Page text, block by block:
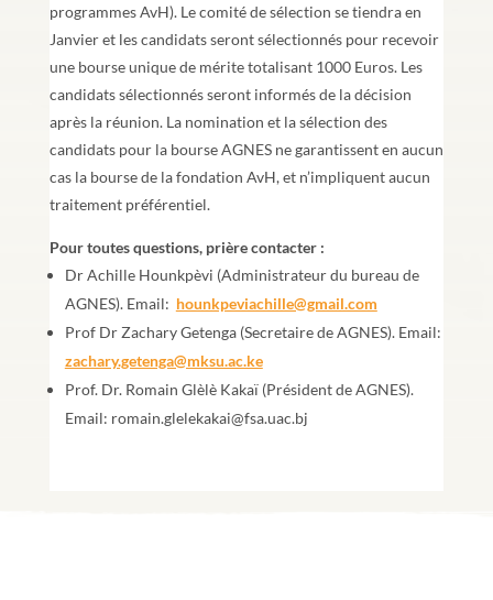
programmes AvH). Le comité de sélection se tiendra en
Janvier et les candidats seront sélectionnés pour recevoir
une bourse unique de mérite totalisant 1000 Euros. Les
candidats sélectionnés seront informés de la décision
après la réunion. La nomination et la sélection des
candidats pour la bourse AGNES ne garantissent en aucun
cas la bourse de la fondation AvH, et n’impliquent aucun
traitement préférentiel.
Pour toutes questions, prière contacter :
Dr Achille Hounkpèvi (Administrateur du bureau de
AGNES). Email: hounkpeviachille@gmail.com
Prof Dr Zachary Getenga (Secretaire de AGNES). Email:
zachary.getenga@mksu.ac.ke
Prof. Dr. Romain Glèlè Kakaï (Président de AGNES).
Email: romain.glelekakai@fsa.uac.bj